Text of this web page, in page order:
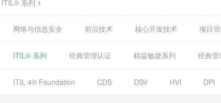
ITIL® 系列
网络与信息安全 前沿技术 核心开发技术 项目
ITIL® 系列 经典管理认证 精益敏捷系列 经典
ITIL 4® Foundation CDS DSV HVI DPI